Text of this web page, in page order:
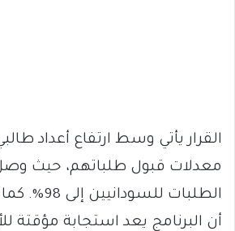
القرار يأتي وسط ارتفاع أعداد
معدلات قبول طلباتهم، حيث
الطلبات
أن البرنامج يعد استجابة مؤقتة